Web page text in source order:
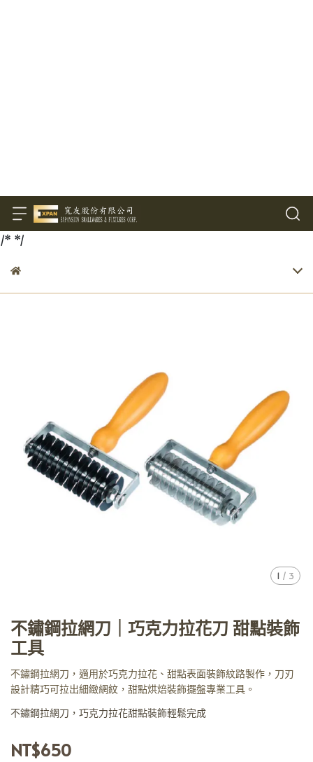
/* */
1 / 3
不鏽鋼拉網刀｜巧克力拉花刀 甜點裝飾
工具
不鏽鋼拉網刀，適用於巧克力拉花、甜點表面裝飾紋路製作，刀刃
設計精巧可拉出細緻網紋，甜點烘焙裝飾擺盤專業工具。
不鏽鋼拉網刀，巧克力拉花甜點裝飾輕鬆完成
NT$650